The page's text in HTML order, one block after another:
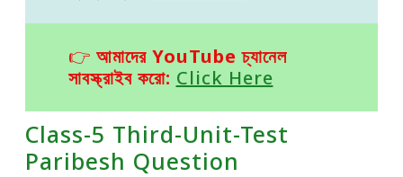
👉 আমাদের YouTube চ্যানেল
সাবস্ক্রাইব করো: Click Here
Class-5 Third-Unit-Test
Paribesh Question